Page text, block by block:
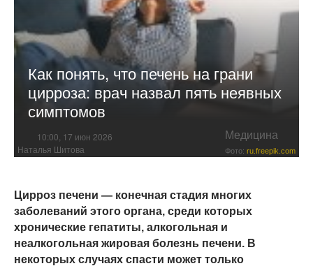
Как понять, что печень на грани
цирроза: врач назвал пять неявных
симптомов
10:00, 17 июн 2026 Медицина
Наталья Шитова Фото: ru.freepik.com
Цирроз печени — конечная стадия многих
заболеваний этого органа, среди которых
хронические гепатиты, алкогольная и
неалкогольная жировая болезнь печени. В
некоторых случаях спасти может только